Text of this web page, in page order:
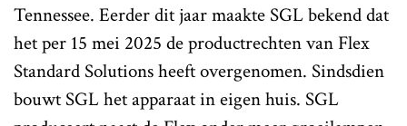
Tennessee. Eerder dit jaar maakte SGL bekend dat
het per 15 mei 2025 de productrechten van Flex
Standard Solutions heeft overgenomen. Sindsdien
bouwt SGL het apparaat in eigen huis. SGL